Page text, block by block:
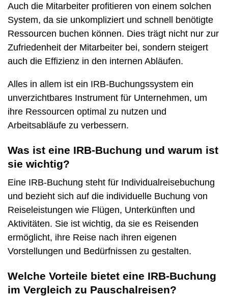
Auch die Mitarbeiter profitieren von einem solchen
System, da sie unkompliziert und schnell benötigte
Ressourcen buchen können. Dies trägt nicht nur zur
Zufriedenheit der Mitarbeiter bei, sondern steigert
auch die Effizienz in den internen Abläufen.
Alles in allem ist ein IRB-Buchungssystem ein
unverzichtbares Instrument für Unternehmen, um
ihre Ressourcen optimal zu nutzen und
Arbeitsabläufe zu verbessern.
Was ist eine IRB-Buchung und warum ist
sie wichtig?
Eine IRB-Buchung steht für Individualreisebuchung
und bezieht sich auf die individuelle Buchung von
Reiseleistungen wie Flügen, Unterkünften und
Aktivitäten. Sie ist wichtig, da sie es Reisenden
ermöglicht, ihre Reise nach ihren eigenen
Vorstellungen und Bedürfnissen zu gestalten.
Welche Vorteile bietet eine IRB-Buchung
im Vergleich zu Pauschalreisen?